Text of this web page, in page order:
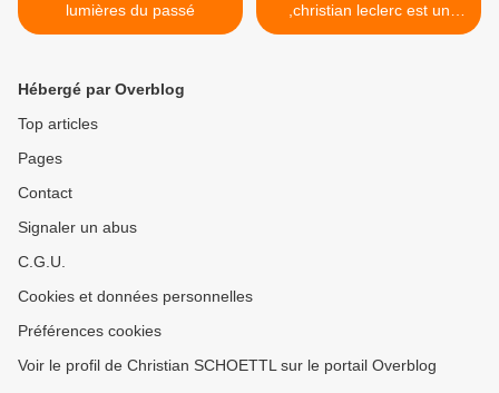
lumières du passé
,christian leclerc est un
homme bien >
Hébergé par Overblog
Top articles
Pages
Contact
Signaler un abus
C.G.U.
Cookies et données personnelles
Préférences cookies
Voir le profil de Christian SCHOETTL sur le portail Overblog